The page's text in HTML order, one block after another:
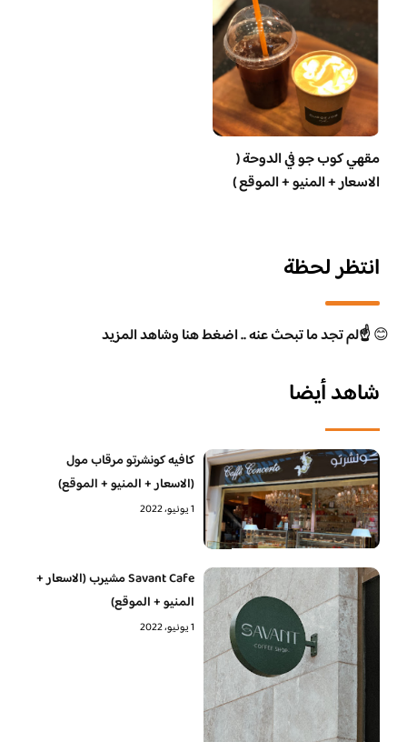
مقهي كوب جو في الدوحة (
الاسعار + المنيو + الموقع )
انتظر لحظة
😊☝️لم تجد ما تبحث عنه .. اضغط هنا وشاهد المزيد
شاهد أيضا
كافيه كونشرتو مرقاب مول
(الاسعار + المنيو + الموقع)
1 يونيو، 2022
Savant Cafe مشيرب (الاسعار +
المنيو + الموقع)
1 يونيو، 2022